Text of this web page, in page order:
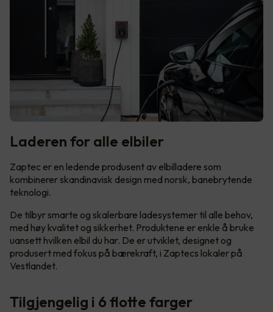
Laderen for alle elbiler
Zaptec er en ledende produsent av elbilladere som
kombinerer skandinavisk design med norsk, banebrytende
teknologi.
De tilbyr smarte og skalerbare ladesystemer til alle behov,
med høy kvalitet og sikkerhet. Produktene er enkle å bruke
uansett hvilken elbil du har. De er utviklet, designet og
produsert med fokus på bærekraft, i Zaptecs lokaler på
Vestlandet.
Tilgjengelig i 6 flotte farger